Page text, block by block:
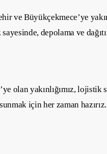
ve Büyükçekmece’ye
depolama ve
olan yakınlığımız,
için her zaman hazırız.